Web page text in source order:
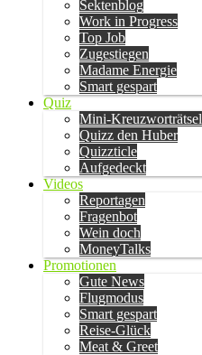
Sektenblog
Work in Progress
Top Job
Zugestiegen
Madame Energie
Smart gespart
Quiz
Mini-Kreuzworträtsel
Quizz den Huber
Quizzticle
Aufgedeckt
Videos
Reportagen
Fragenbot
Wein doch
MoneyTalks
Promotionen
Gute News
Flugmodus
Smart gespart
Reise-Glück
Meat & Greet